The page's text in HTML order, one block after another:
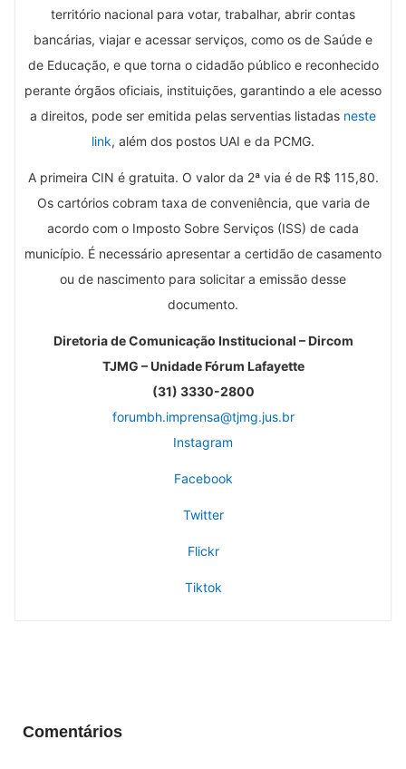
território nacional para votar, trabalhar, abrir contas
bancárias, viajar e acessar serviços, como os de Saúde e
de Educação, e que torna o cidadão público e reconhecido
perante órgãos oficiais, instituições, garantindo a ele acesso
a direitos, pode ser emitida pelas serventias listadas neste
link, além dos postos UAI e da PCMG.
A primeira CIN é gratuita. O valor da 2ª via é de R$ 115,80.
Os cartórios cobram taxa de conveniência, que varia de
acordo com o Imposto Sobre Serviços (ISS) de cada
município. É necessário apresentar a certidão de casamento
ou de nascimento para solicitar a emissão desse
documento.
Diretoria de Comunicação Institucional – Dircom
TJMG – Unidade Fórum Lafayette
(31) 3330-2800
forumbh.imprensa@tjmg.jus.br
Instagram
Facebook
Twitter
Flickr
Tiktok
Comentários